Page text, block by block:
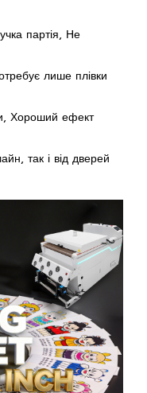
партія, Не
лише плівки
Хороший ефект
так і від дверей